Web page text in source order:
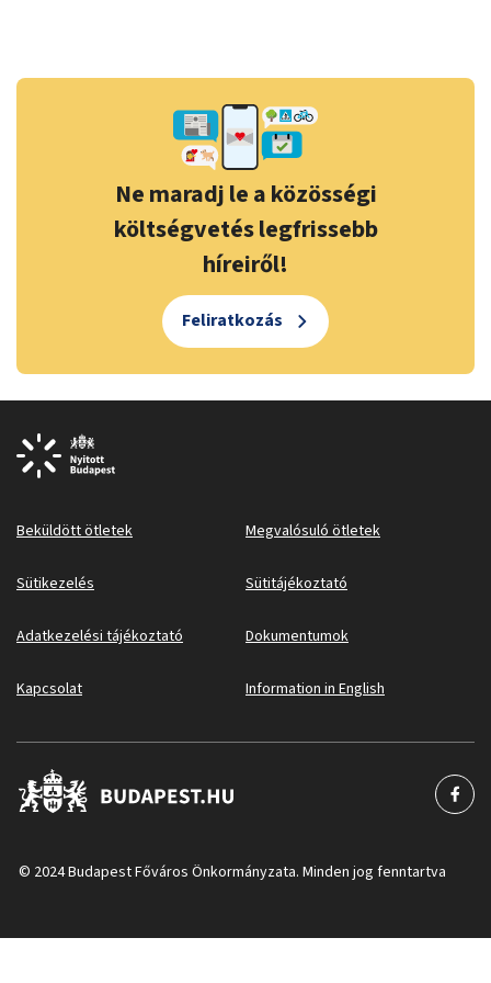
Ne maradj le a közösségi
költségvetés legfrissebb
híreiről!
Feliratkozás
Beküldött ötletek Megvalósuló ötletek
Sütikezelés Sütitájékoztató
Adatkezelési tájékoztató Dokumentumok
Kapcsolat Information in English
© 2024 Budapest Főváros Önkormányzata. Minden jog fenntartva